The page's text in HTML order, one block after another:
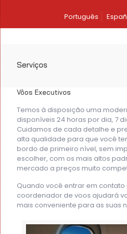
Português
Serviços
Vôos Executivos
Temos à disposição uma
disponíveis 24 horas por dia, 7
Cuidamos de cada detalhe e
alta qualidade para que você
bordo de primeiro nível, sem
escolher, com os mais altos
mercado a preços muito
Quando você entrar em contato
coordenador de voos ajudará
mais conveniente para as suas